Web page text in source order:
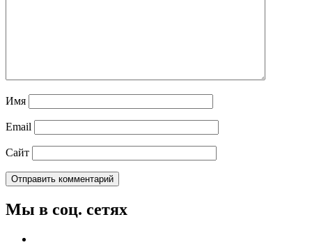
Имя
Email
Сайт
Мы в соц. сетях